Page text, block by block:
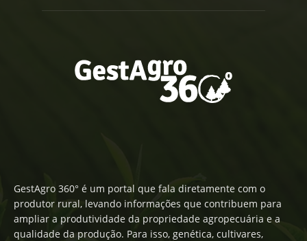
GestAgro 360° é um portal que fala diretamente com o
produtor rural, levando informações que contribuem para
ampliar a produtividade da propriedade agropecuária e a
qualidade da produção. Para isso, genética, cultivares,